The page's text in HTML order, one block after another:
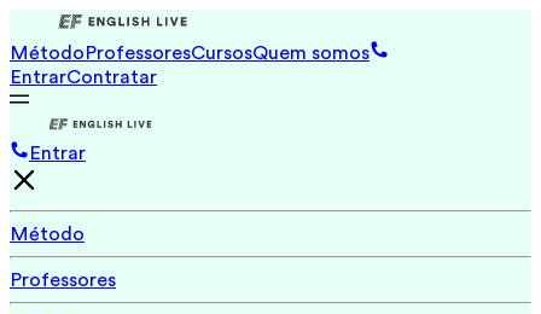
MétodoProfessoresCursosQuem somos
EntrarContratar
Entrar
Método
Professores